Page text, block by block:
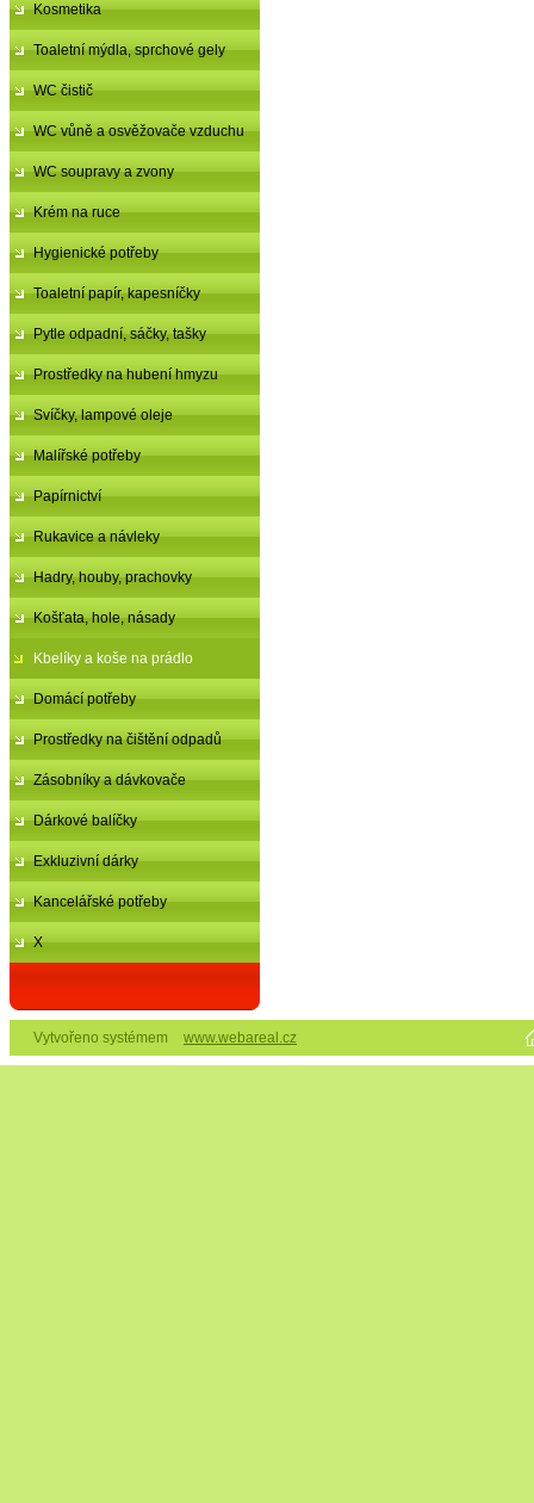
Kosmetika
Toaletní mýdla, sprchové gely
WC čistič
WC vůně a osvěžovače vzduchu
WC soupravy a zvony
Krém na ruce
Hygienické potřeby
Toaletní papír, kapesníčky
Pytle odpadní, sáčky, tašky
Prostředky na hubení hmyzu
Svíčky, lampové oleje
Malířské potřeby
Papírnictví
Rukavice a návleky
Hadry, houby, prachovky
Košťata, hole, násady
Kbelíky a koše na prádlo
Domácí potřeby
Prostředky na čištění odpadů
Zásobníky a dávkovače
Dárkové balíčky
Exkluzivní dárky
Kancelářské potřeby
X
Vytvořeno systémem www.webareal.cz